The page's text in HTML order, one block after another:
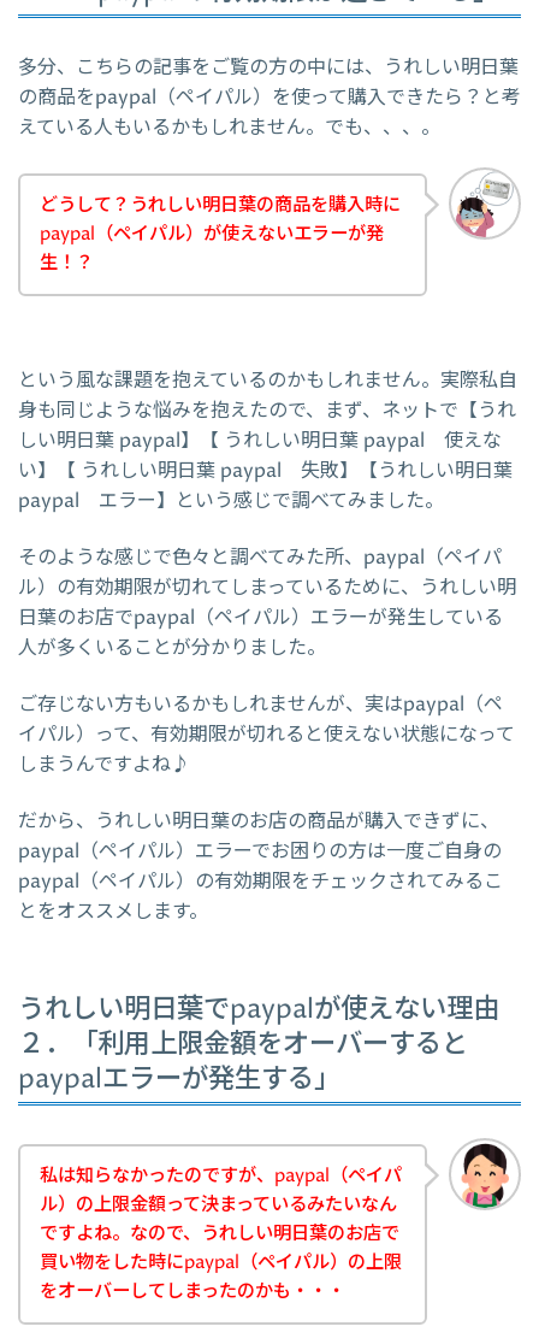
多分、こちらの記事をご覧の方の中には、うれしい明日葉
の商品をpaypal（ペイパル）を使って購入できたら？と考
えている人もいるかもしれません。でも、、、。
どうして？うれしい明日葉の商品を購入時に
paypal（ペイパル）が使えないエラーが発
生！？
という風な課題を抱えているのかもしれません。実際私自
身も同じような悩みを抱えたので、まず、ネットで【うれ
しい明日葉 paypal】【 うれしい明日葉 paypal 使えな
い】【 うれしい明日葉 paypal 失敗】【うれしい明日葉
paypal エラー】という感じで調べてみました。
そのような感じで色々と調べてみた所、paypal（ペイパ
ル）の有効期限が切れてしまっているために、うれしい明
日葉のお店でpaypal（ペイパル）エラーが発生している
人が多くいることが分かりました。
ご存じない方もいるかもしれませんが、実はpaypal（ペ
イパル）って、有効期限が切れると使えない状態になって
しまうんですよね♪
だから、うれしい明日葉のお店の商品が購入できずに、
paypal（ペイパル）エラーでお困りの方は一度ご自身の
paypal（ペイパル）の有効期限をチェックされてみるこ
とをオススメします。
うれしい明日葉でpaypalが使えない理由
２．「利用上限金額をオーバーすると
paypalエラーが発生する」
私は知らなかったのですが、paypal（ペイパ
ル）の上限金額って決まっているみたいなん
ですよね。なので、うれしい明日葉のお店で
買い物をした時にpaypal（ペイパル）の上限
をオーバーしてしまったのかも・・・